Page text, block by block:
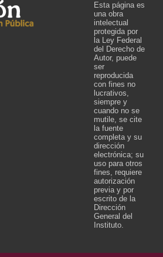
Esta página es
una obra
intelectual
protegida por
la Ley Federal
del Derecho de
Autor, puede
ser
reproducida
con fines no
lucrativos,
siempre y
cuando no se
mutile, se cite
la fuente
completa y su
dirección
electrónica; su
uso para otros
fines, requiere
autorización
previa y por
escrito de la
Dirección
General del
Instituto.